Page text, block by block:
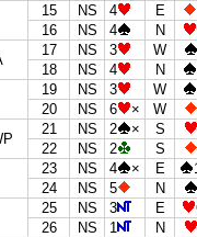
15 NS 4 E
16
NS 4 N
17 NS 3
W
18
NS 4 N
19 NS 3 W
20
NS 6 ×
W
21 NS 2 ×
S
22
NS 2
S
23 NS 4 × E
24
NS 5
N
25 NS 3 E
26
NS 1
N